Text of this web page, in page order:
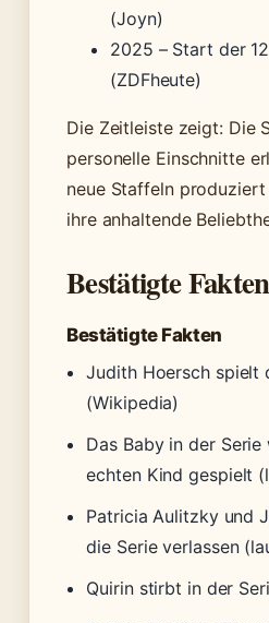
(Joyn)
2025 – Start der
(ZDFheute)
Die Zeitleiste zeigt: Die
personelle Einschnitte
neue Staffeln
ihre anhaltende
Bestätigte
Bestätigte Fakten
Judith Hoersch spielt
(Wikipedia)
Das Baby in der
echten Kind gespielt
Patricia Aulitzky und
die Serie verlassen
Quirin stirbt in der